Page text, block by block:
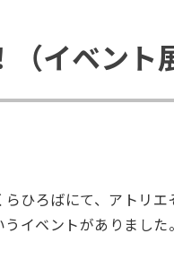
イベント
ひろばにて、アトリエ
イベントがありました。